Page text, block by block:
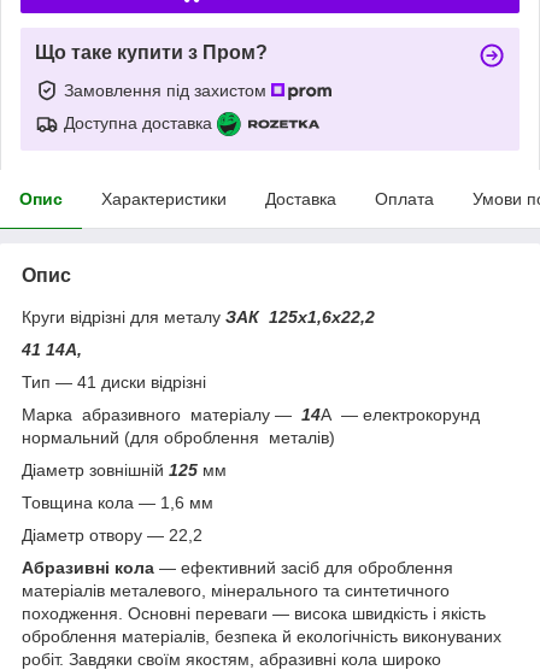
Що таке купити з Пром?
Замовлення під захистом
Доступна доставка
Опис Характеристики Доставка Оплата Умови
Опис
Круги відрізні для металу ЗАК 125х1,6х22,2
41 14А,
Тип — 41 диски відрізні
Марка абразивного матеріалу — 14А — електрокорунд
нормальний (для оброблення металів)
Діаметр зовнішній 125 мм
Товщина кола — 1,6 мм
Діаметр отвору — 22,2
Абразивні кола — ефективний засіб для оброблення
матеріалів металевого, мінерального та синтетичного
походження. Основні переваги — висока швидкість і якість
оброблення матеріалів, безпека й екологічність виконуваних
робіт. Завдяки своїм якостям, абразивні кола широко